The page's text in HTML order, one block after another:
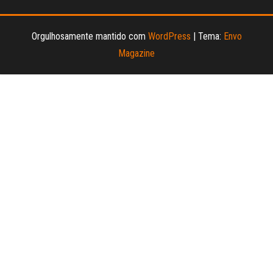
Orgulhosamente mantido com WordPress | Tema: Envo
Magazine